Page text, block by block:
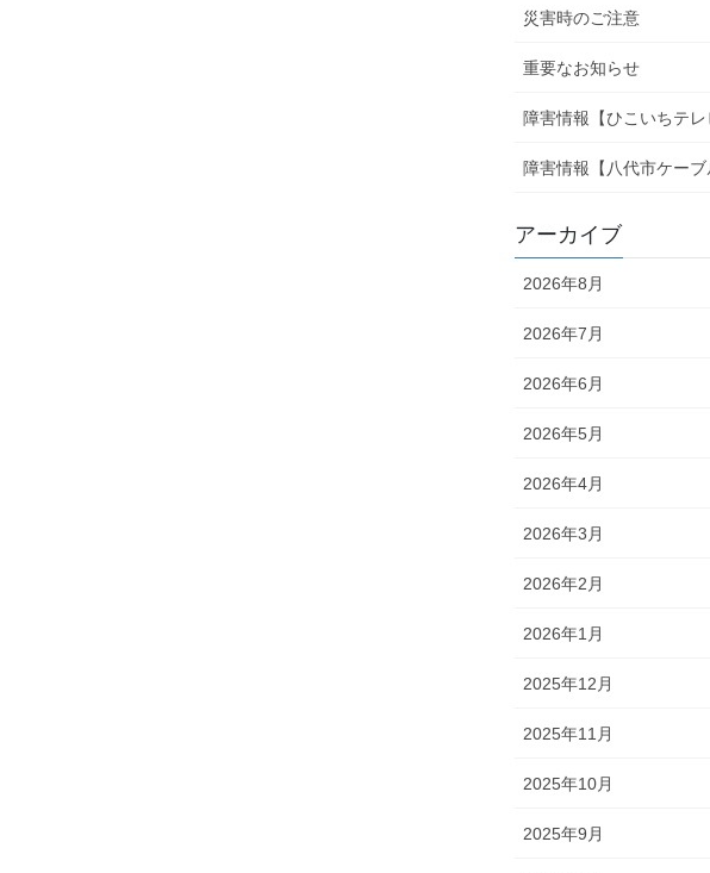
災害時のご注意
重要なお知らせ
障害情報【ひこいちテレ
障害情報【八代市ケーブ
アーカイブ
2026年8月
2026年7月
2026年6月
2026年5月
2026年4月
2026年3月
2026年2月
2026年1月
2025年12月
2025年11月
2025年10月
2025年9月